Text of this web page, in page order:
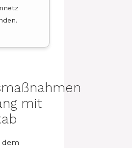
mit
dem